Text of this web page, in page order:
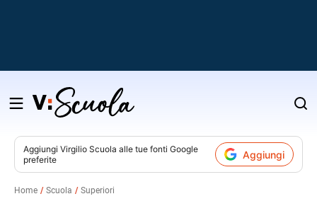
Salta
contenuto
Aggiungi Virgilio Scuola alle tue fonti Google
preferite
Aggiungi
Home Scuola Superiori